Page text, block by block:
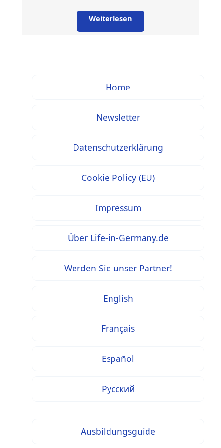
Weiterlesen
Home
Newsletter
Datenschutzerklärung
Cookie Policy (EU)
Impressum
Über Life-in-Germany.de
Werden Sie unser Partner!
English
Français
Español
Русский
Ausbildungsguide